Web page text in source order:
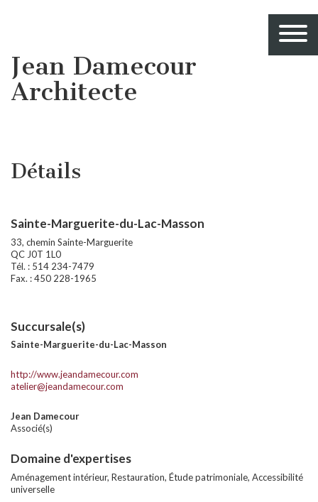
Jean Damecour
Architecte
Détails
Sainte-Marguerite-du-Lac-Masson
33, chemin Sainte-Marguerite
QC J0T 1L0
Tél. : 514 234-7479
Fax. : 450 228-1965
Succursale(s)
Sainte-Marguerite-du-Lac-Masson
http://www.jeandamecour.com
atelier@jeandamecour.com
Jean Damecour
Associé(s)
Domaine d'expertises
Aménagement intérieur, Restauration, Étude patrimoniale, Accessibilité
universelle